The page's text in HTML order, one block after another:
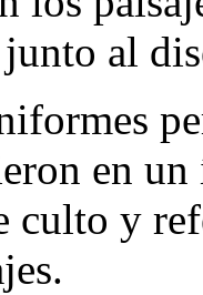
al
en un
culto y